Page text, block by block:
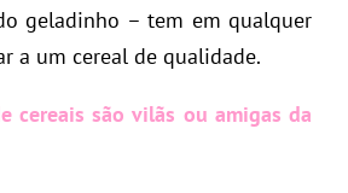
geladinho – tem em qualquer
a um cereal de qualidade.
cereais são vilãs ou amigas da